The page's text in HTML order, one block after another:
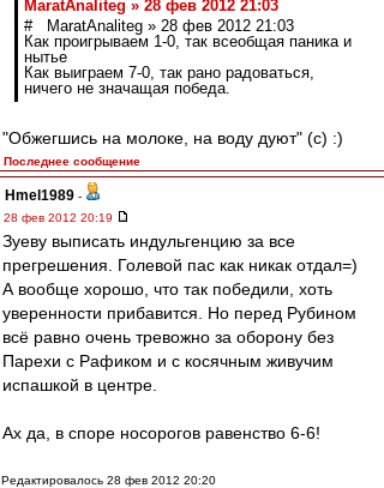
MaratAnaliteg » 28 фев 2012 21:03
# MaratAnaliteg » 28 фев 2012 21:03
Как проигрываем 1-0, так всеобщая паника и
нытье
Как выиграем 7-0, так рано радоваться,
ничего не значащая победа.
"Обжегшись на молоке, на воду дуют" (с) :)
Последнее сообщение
Hmel1989 -
28 фев 2012 20:19
Зуеву выписать индульгенцию за все
прегрешения. Голевой пас как никак отдал=)
А вообще хорошо, что так победили, хоть
уверенности прибавится. Но перед Рубином
всё равно очень тревожно за оборону без
Парехи с Рафиком и с косячным живучим
испашкой в центре.
Ах да, в споре носорогов равенство 6-6!
Редактировалось 28 фев 2012 20:20